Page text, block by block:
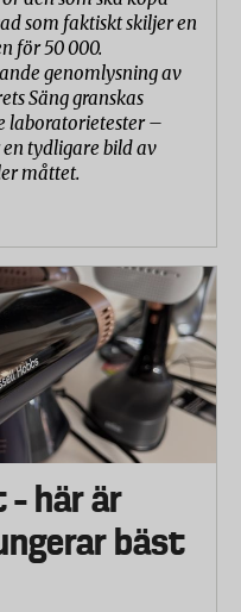
som faktiskt skiljer en
för 50 000.
genomlysning av
Säng granskas
laboratorietester –
tydligare bild av
måttet.
här är
bäst